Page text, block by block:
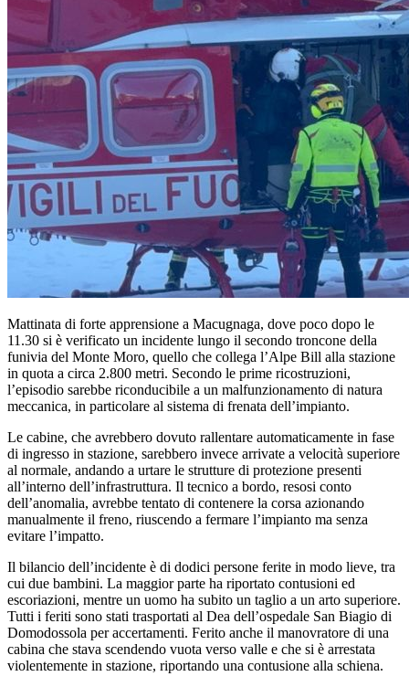
Mattinata di forte apprensione a Macugnaga, dove poco dopo le
11.30 si è verificato un incidente lungo il secondo troncone della
funivia del Monte Moro, quello che collega l’Alpe Bill alla stazione
in quota a circa 2.800 metri. Secondo le prime ricostruzioni,
l’episodio sarebbe riconducibile a un malfunzionamento di natura
meccanica, in particolare al sistema di frenata dell’impianto.
Le cabine, che avrebbero dovuto rallentare automaticamente in fase
di ingresso in stazione, sarebbero invece arrivate a velocità superiore
al normale, andando a urtare le strutture di protezione presenti
all’interno dell’infrastruttura. Il tecnico a bordo, resosi conto
dell’anomalia, avrebbe tentato di contenere la corsa azionando
manualmente il freno, riuscendo a fermare l’impianto ma senza
evitare l’impatto.
Il bilancio dell’incidente è di dodici persone ferite in modo lieve, tra
cui due bambini. La maggior parte ha riportato contusioni ed
escoriazioni, mentre un uomo ha subito un taglio a un arto superiore.
Tutti i feriti sono stati trasportati al Dea dell’ospedale San Biagio di
Domodossola per accertamenti. Ferito anche il manovratore di una
cabina che stava scendendo vuota verso valle e che si è arrestata
violentemente in stazione, riportando una contusione alla schiena.